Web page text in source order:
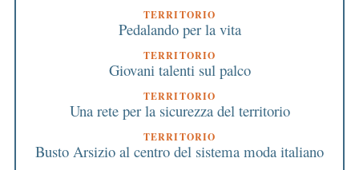
TERRITORIO
Pedalando per la vita
TERRITORIO
Giovani talenti sul palco
TERRITORIO
Una rete per la sicurezza del territorio
TERRITORIO
Busto Arsizio al centro del sistema moda italiano